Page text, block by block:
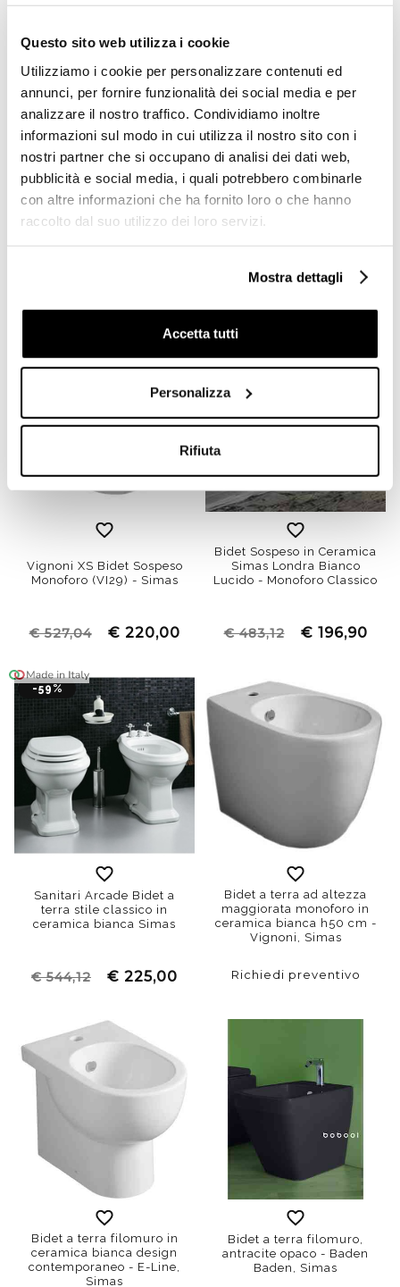
Questo sito web utilizza i cookie
Utilizziamo i cookie per personalizzare contenuti ed
annunci, per fornire funzionalità dei social media e per
analizzare il nostro traffico. Condividiamo inoltre
informazioni sul modo in cui utilizza il nostro sito con i
nostri partner che si occupano di analisi dei dati web,
pubblicità e social media, i quali potrebbero combinarle
con altre informazioni che ha fornito loro o che hanno
raccolto dal suo utilizzo dei loro servizi.
Mostra dettagli
Accetta tutti
Personalizza
Rifiuta
Bidet sospeso monoforo
stile moderno in ceramica
Vignoni XS Bidet a Terra
€ 239,00
Vignoni XS Bidet Sospeso
Monoforo (VI29) - Simas
€ 527,04 € 220,00
Bidet Sospeso in Ceramica
Simas Londra Bianco
Lucido - Monoforo Classico
€ 483,12 € 196,90
-59%
Sanitari Arcade Bidet a
terra stile classico in
ceramica bianca Simas
€ 544,12 € 225,00
Bidet a terra ad altezza
maggiorata monoforo in
ceramica bianca h50 cm -
Vignoni, Simas
Richiedi preventivo
Bidet a terra filomuro in
ceramica bianca design
contemporaneo - E-Line,
Simas
Bidet a terra filomuro,
antracite opaco - Baden
Baden, Simas